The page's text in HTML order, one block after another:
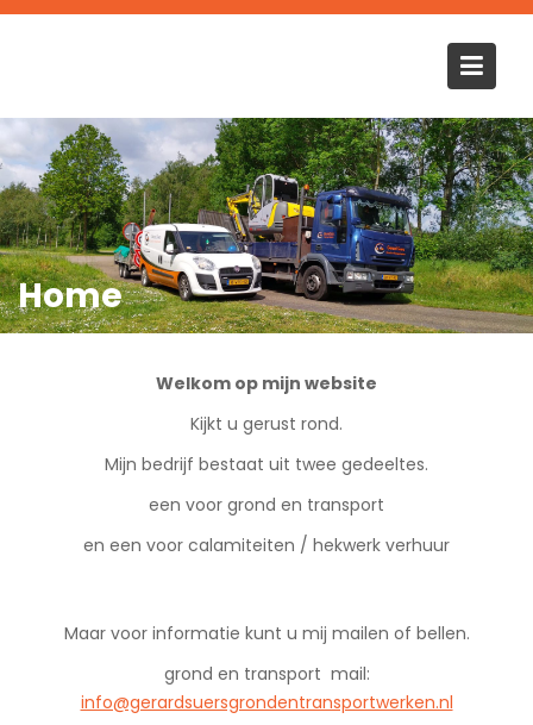
Ga
Home
Welkom op mijn website
Kijkt u gerust rond.
Mijn bedrijf bestaat uit twee gedeeltes.
een voor grond en transport
en een voor calamiteiten / hekwerk verhuur
Maar voor informatie kunt u mij mailen of bellen.
grond en transport mail:
info@gerardsuersgrondentransportwerken.nl